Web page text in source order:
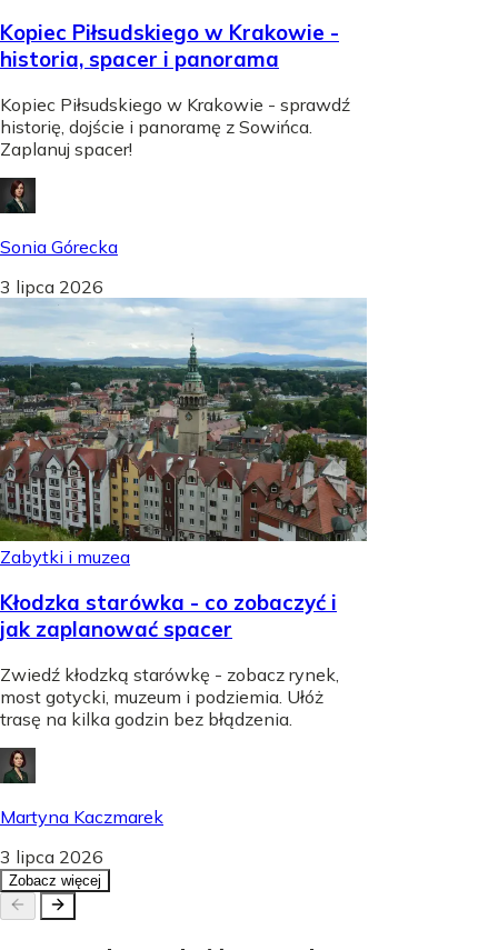
Kopiec Piłsudskiego w Krakowie -
historia, spacer i panorama
Kopiec Piłsudskiego w Krakowie - sprawdź
historię, dojście i panoramę z Sowińca.
Zaplanuj spacer!
Sonia Górecka
3 lipca 2026
Zabytki i muzea
Kłodzka starówka - co zobaczyć i
jak zaplanować spacer
Zwiedź kłodzką starówkę - zobacz rynek,
most gotycki, muzeum i podziemia. Ułóż
trasę na kilka godzin bez błądzenia.
Martyna Kaczmarek
3 lipca 2026
Zobacz więcej